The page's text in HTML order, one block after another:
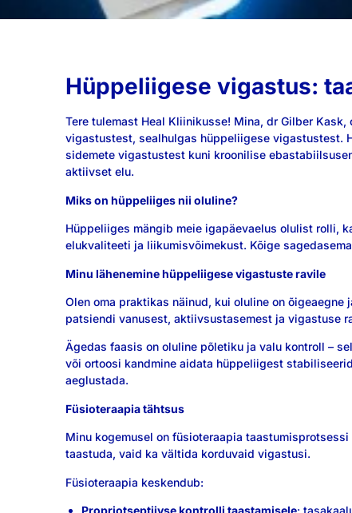
Hüppeliigese vigastus:
Tere tulemast Heal Kliinikusse! Mina, dr Gilber
vigastustest, sealhulgas hüppeliigese vigastustest.
sidemete vigastustest kuni kroonilise
aktiivset elu.
Miks on hüppeliiges nii oluline?
Hüppeliiges mängib meie igapäevaelus olulist rolli,
elukvaliteeti ja liikumisvõimekust. Kõige
Minu lähenemine hüppeliigese vigastuste ravile
Olen oma praktikas näinud, kui oluline on
patsiendi vanusest, aktiivsustasemest ja vigastuse
Ägedas faasis on oluline põletiku ja valu kontroll –
või ortoosi kandmine aidata hüppeliigest
aeglustada.
Füsioteraapia tähtsus
Minu kogemusel on füsioteraapia
taastuda, vaid ka vältida korduvaid vigastusi.
Füsioteraapia keskendub:
Propriotseptiivse kontrolli taastamisele: